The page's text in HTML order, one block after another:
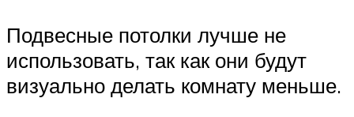
Подвесные потолки лучше не
использовать, так как они будут
визуально делать комнату меньше.